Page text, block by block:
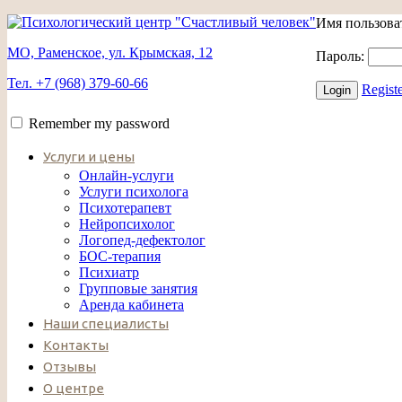
МО, Раменское, ул. Крымская, 12
Тел. +7 (968) 379-60-66
Имя
Пароль:
Remember my password
Услуги и цены
Онлайн-услуги
Услуги психолога
Психотерапевт
Нейропсихолог
Логопед-дефектолог
БОС-терапия
Психиатр
Групповые занятия
Аренда кабинета
Наши специалисты
Контакты
Отзывы
О центре